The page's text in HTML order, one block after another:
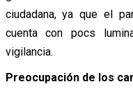
ciudadana, ya que el
cuenta con pocs
vigilancia.
Preocupación de los